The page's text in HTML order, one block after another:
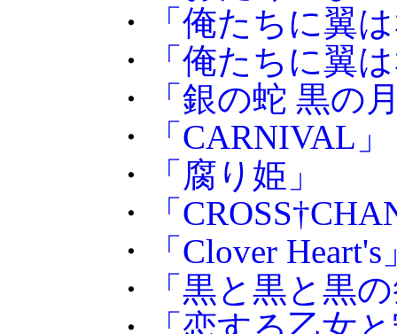
・
「俺たちに翼
・
「俺たちに翼
・
「銀の蛇 黒の
・
「CARNIVAL」
・
「腐り姫」
・
「
・
「Clover Heart's
・
「黒と黒と黒